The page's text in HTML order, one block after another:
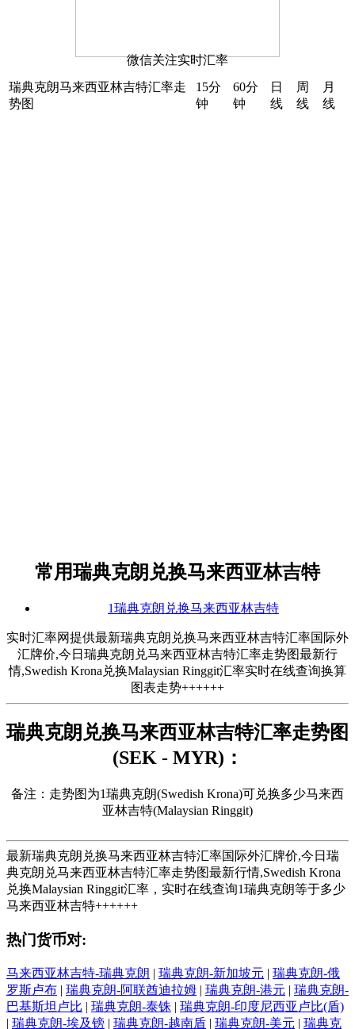
微信关注实时汇率
瑞典克朗马来西亚林吉特汇率走
势图
15分
钟
60分
钟
日
线
周
线
月
线
常用瑞典克朗兑换马来西亚林吉特
1瑞典克朗兑换马来西亚林吉特
实时汇率网提供最新瑞典克朗兑换马来西亚林吉特汇率国际外
汇牌价,今日瑞典克朗兑马来西亚林吉特汇率走势图最新行
情,Swedish Krona兑换Malaysian Ringgit汇率实时在线查询换算
图表走势++++++
瑞典克朗兑换马来西亚林吉特汇率走势图
(SEK - MYR)：
备注：走势图为1瑞典克朗(Swedish Krona)可兑换多少马来西
亚林吉特(Malaysian Ringgit)
最新瑞典克朗兑换马来西亚林吉特汇率国际外汇牌价,今日瑞
典克朗兑马来西亚林吉特汇率走势图最新行情,Swedish Krona
兑换Malaysian Ringgit汇率，实时在线查询1瑞典克朗等于多少
马来西亚林吉特++++++
热门货币对:
马来西亚林吉特-瑞典克朗 | 瑞典克朗-新加坡元 | 瑞典克朗-俄
罗斯卢布 | 瑞典克朗-阿联酋迪拉姆 | 瑞典克朗-港元 | 瑞典克朗-
巴基斯坦卢比 | 瑞典克朗-泰铢 | 瑞典克朗-印度尼西亚卢比(盾)
| 瑞典克朗-埃及镑 | 瑞典克朗-越南盾 | 瑞典克朗-美元 | 瑞典克